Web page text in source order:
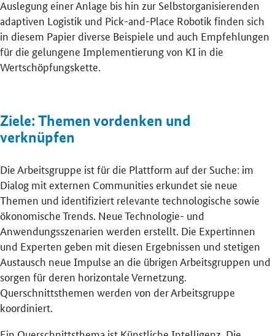
Auslegung einer Anlage bis hin zur Selbstorganisierenden
adaptiven Logistik und Pick-and-Place Robotik finden sich
in diesem Papier diverse Beispiele und auch Empfehlungen
für die gelungene Implementierung von KI in die
Wertschöpfungskette.
Ziele: Themen vordenken und
verknüpfen
Die Arbeitsgruppe ist für die Plattform auf der Suche: im
Dialog mit externen Communities erkundet sie neue
Themen und identifiziert relevante technologische sowie
ökonomische Trends. Neue Technologie- und
Anwendungsszenarien werden erstellt. Die Expertinnen
und Experten geben mit diesen Ergebnissen und stetigen
Austausch neue Impulse an die übrigen Arbeitsgruppen und
sorgen für deren horizontale Vernetzung.
Querschnittsthemen werden von der Arbeitsgruppe
koordiniert.